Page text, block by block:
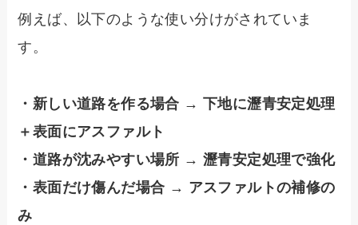
例えば、以下のような使い分けがされていま
す。
・新しい道路を作る場合 → 下地に瀝青安定処理
＋表面にアスファルト
・道路が沈みやすい場所 → 瀝青安定処理で強化
・表面だけ傷んだ場合 → アスファルトの補修の
み